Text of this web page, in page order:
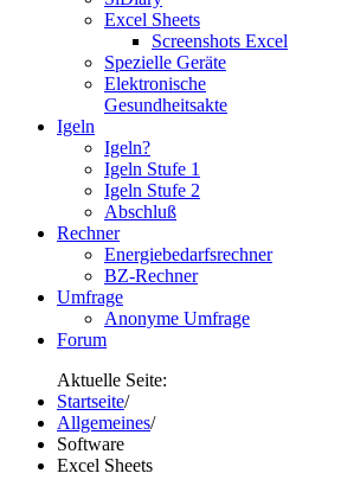
Excel Sheets
Screenshots Excel
Spezielle Geräte
Elektronische
Gesundheitsakte
Igeln
Igeln?
Igeln Stufe 1
Igeln Stufe 2
Abschluß
Rechner
Energiebedarfsrechner
BZ-Rechner
Umfrage
Anonyme Umfrage
Forum
Aktuelle Seite:
Startseite/
Allgemeines/
Software
Excel Sheets